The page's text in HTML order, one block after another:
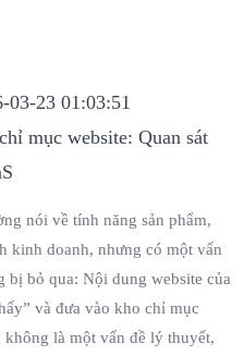
03-23 01:03:51
nói về tính năng sản phẩm,
kinh doanh, nhưng có một vấn
bị bỏ qua: Nội dung website của
và đưa vào kho chỉ mục
là một vấn đề lý thuyết,